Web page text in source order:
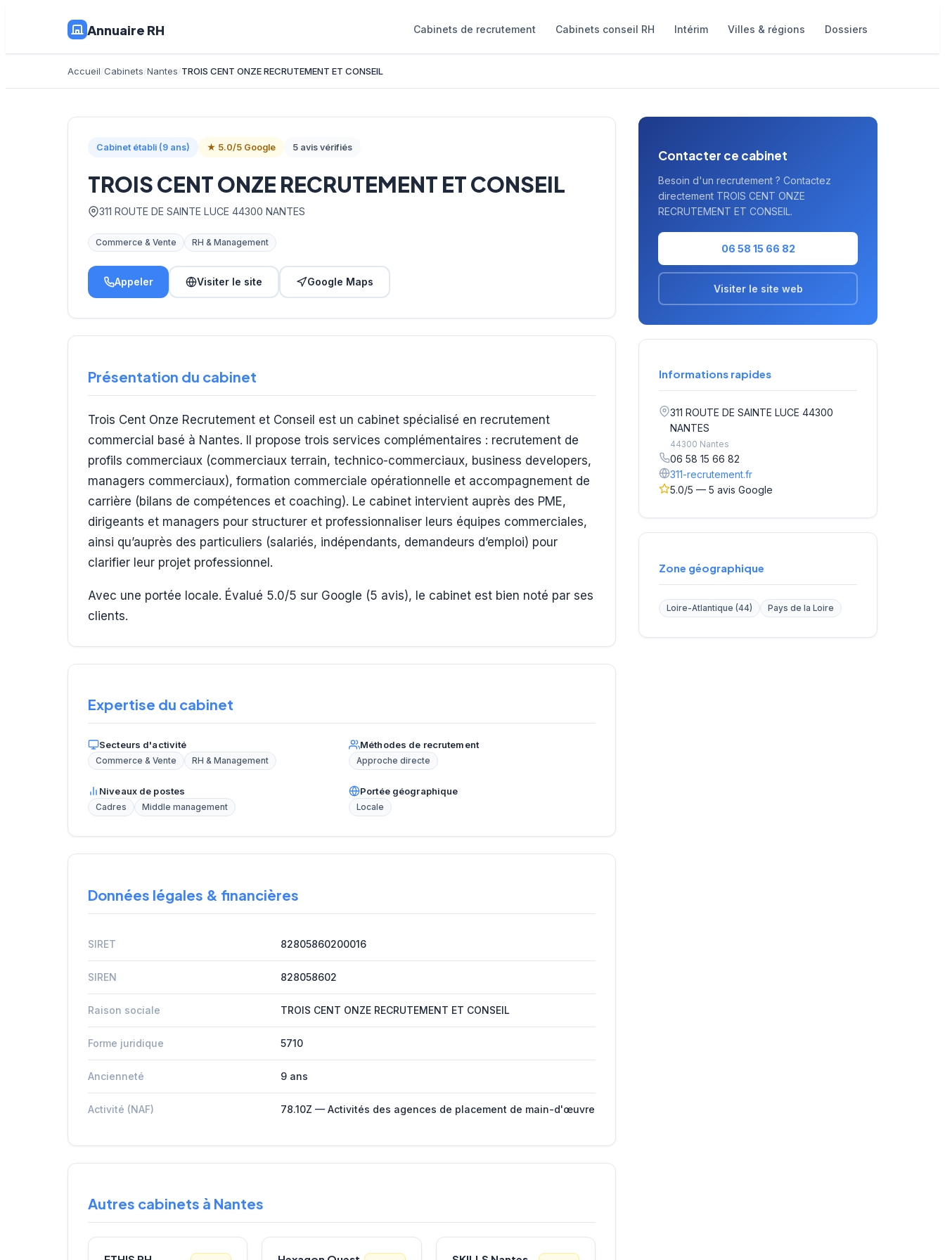
Annuaire RH Cabinets de recrutement Cabinets conseil RH Intérim Villes & régions Dossiers
Accueil Cabinets Nantes TROIS CENT ONZE RECRUTEMENT ET CONSEIL
Cabinet établi (9 ans) ★ 5.0/5 Google 5 avis vérifiés
TROIS CENT ONZE RECRUTEMENT ET CONSEIL
311 ROUTE DE SAINTE LUCE 44300 NANTES
Commerce & Vente RH & Management
Appeler Visiter le site Google Maps
Présentation du cabinet
Trois Cent Onze Recrutement et Conseil est un cabinet spécialisé en recrutement
commercial basé à Nantes. Il propose trois services complémentaires : recrutement de
profils commerciaux (commerciaux terrain, technico-commerciaux, business developers,
managers commerciaux), formation commerciale opérationnelle et accompagnement de
carrière (bilans de compétences et coaching). Le cabinet intervient auprès des PME,
dirigeants et managers pour structurer et professionnaliser leurs équipes commerciales,
ainsi qu’auprès des particuliers (salariés, indépendants, demandeurs d’emploi) pour
clarifier leur projet professionnel.
Avec une portée locale. Évalué 5.0/5 sur Google (5 avis), le cabinet est bien noté par ses
clients.
Expertise du cabinet
Secteurs d'activité
Commerce & Vente RH & Management
Méthodes de recrutement
Approche directe
Niveaux de postes
Cadres Middle management
Portée géographique
Locale
Données légales & financières
SIRET 82805860200016
SIREN 828058602
Raison sociale TROIS CENT ONZE RECRUTEMENT ET CONSEIL
Forme juridique 5710
Ancienneté 9 ans
Activité (NAF) 78.10Z — Activités des agences de placement de main-d'œuvre
Autres cabinets à Nantes
Contacter ce cabinet
Besoin d'un recrutement ? Contactez
directement TROIS CENT ONZE
RECRUTEMENT ET CONSEIL.
06 58 15 66 82
Visiter le site web
Informations rapides
311 ROUTE DE SAINTE LUCE 44300
NANTES
44300 Nantes
06 58 15 66 82
311-recrutement.fr
5.0/5 — 5 avis Google
Zone géographique
Loire-Atlantique (44) Pays de la Loire